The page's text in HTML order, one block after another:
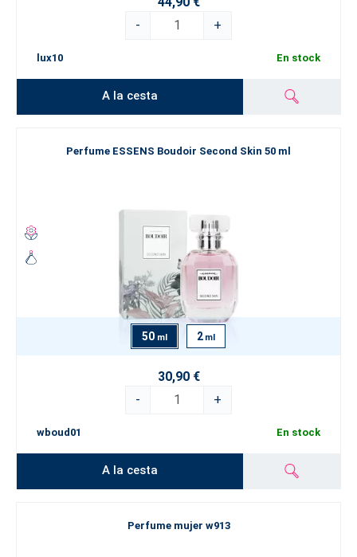
-
+
lux10 En stock
A la cesta
Perfume ESSENS Boudoir Second Skin 50 ml
50 ml 2 ml
30,90 €
-
+
wboud01 En stock
A la cesta
Perfume mujer w913